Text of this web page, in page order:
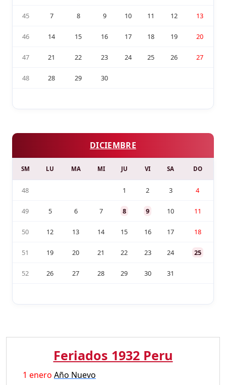
45 7 8 9 10 11 12 13
46 14 15 16 17 18 19 20
47 21 22 23 24 25 26 27
48 28 29 30
DICIEMBRE
SM LU MA MI JU VI SA DO
48 1 2 3 4
49 5 6 7 8 9 10 11
50 12 13 14 15 16 17 18
51 19 20 21 22 23 24 25
52 26 27 28 29 30 31
Feriados 1932 Peru
1 enero Año Nuevo